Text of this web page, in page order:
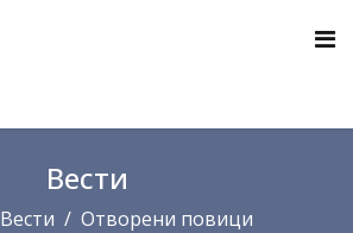
Вести
Вести
Отворени повици